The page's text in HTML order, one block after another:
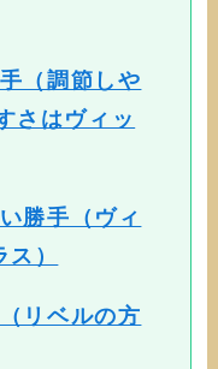
（調節しや
さはヴィッ
勝手（ヴィ
）
リベルの方